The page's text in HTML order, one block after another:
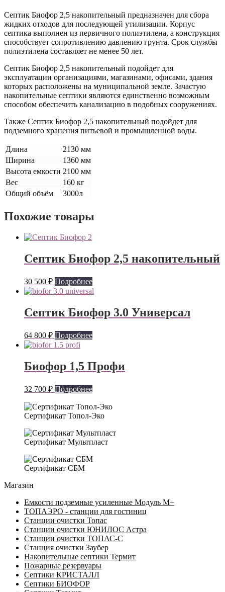
Септик Биофор 2,5 накопительный предназначен для сбора
жидких отходов для последующей утилизации. Корпус
септика выполнен из первичного полиэтилена, а конструкция
способствует сопротивлению давлению грунта. Срок службы
полиэтилена составляет не менее 50 лет.
Септик Биофор 2,5 накопительный подойдет для
эксплуатации организациями, магазинами, офисами, здания
которых расположены на муниципальной земле. Зачастую
накопительные септики являются единственно возможным
способом обеспечить канализацию в подобных сооружениях.
Также Септик Биофор 2,5 накопительный подойдет для
подземного хранения питьевой и промышленной воды.
Длина
2130 мм
Ширина
1360 мм
Высота емкости 2100 мм
Вес
160 кг
Общий объём
3000л
Похожие товары
Септик Биофор 2,5 накопительный
30 500 ₽ Подробнее
Септик Биофор 3.0 Универсал
64 800 ₽ Подробнее
Биофор 1,5 Профи
32 700 ₽ Подробнее
Сертификат Топол-Эко
Сертификат Мультпласт
Сертификат СБМ
Магазин
Емкости подземные усиленные Модуль М+
ТОПАЭРО - станции для гостиниц
Станции очистки Топас
Станции очистки ЮНИЛОС Астра
Станции очистки ТОПАС-C
Станция очистки Заубер
Накопительные септики Термит
Пожарные резервуары
Септики КРИСТАЛЛ
Септики БИОФОР